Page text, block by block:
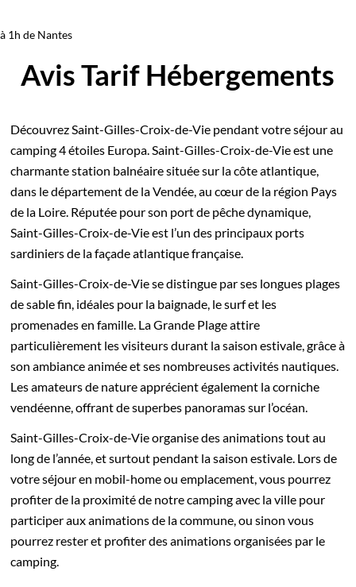
à 1h de Nantes
Avis Tarif Hébergements
Découvrez Saint-Gilles-Croix-de-Vie pendant votre séjour au
camping 4 étoiles Europa. Saint-Gilles-Croix-de-Vie est une
charmante station balnéaire située sur la côte atlantique,
dans le département de la Vendée, au cœur de la région Pays
de la Loire. Réputée pour son port de pêche dynamique,
Saint-Gilles-Croix-de-Vie est l’un des principaux ports
sardiniers de la façade atlantique française.
Saint-Gilles-Croix-de-Vie se distingue par ses longues plages
de sable fin, idéales pour la baignade, le surf et les
promenades en famille. La Grande Plage attire
particulièrement les visiteurs durant la saison estivale, grâce à
son ambiance animée et ses nombreuses activités nautiques.
Les amateurs de nature apprécient également la corniche
vendéenne, offrant de superbes panoramas sur l’océan.
Saint-Gilles-Croix-de-Vie organise des animations tout au
long de l’année, et surtout pendant la saison estivale. Lors de
votre séjour en mobil-home ou emplacement, vous pourrez
profiter de la proximité de notre camping avec la ville pour
participer aux animations de la commune, ou sinon vous
pourrez rester et profiter des animations organisées par le
camping.